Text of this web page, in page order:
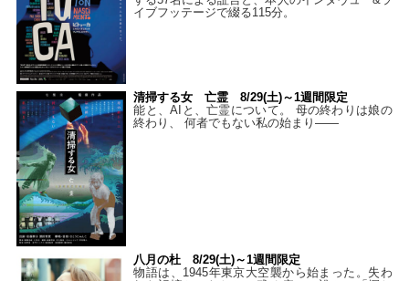
イブフッテージで綴る115分。
清掃する女 亡霊 8/29(土)～1週間限定
能と、AIと、亡霊について。 母の終わりは娘の
終わり、 何者でもない私の始まり――
八月の杜 8/29(土)～1週間限定
物語は、1945年東京大空襲から始まった。失わ